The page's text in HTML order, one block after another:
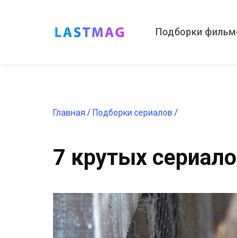
Подборки
Главная / Подборки сериалов /
7 крутых